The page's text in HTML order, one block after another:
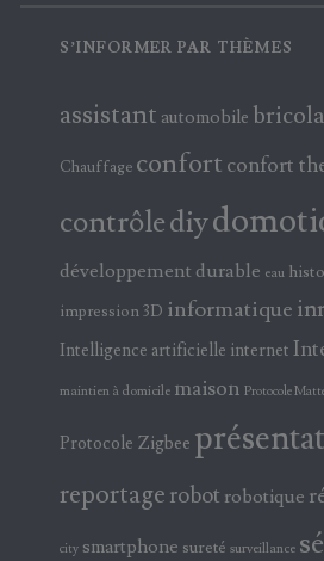
S’INFORMER PAR THÈMES
assistant automobile
Chauffage confort confort
contrôlediy
développement durable eau
impression 3D informatique
Intelligence artificielle internet
maintien à domicile maison Protocole
Protocole Zigbee
reportage robot robotique
city smartphone sureté surveillance